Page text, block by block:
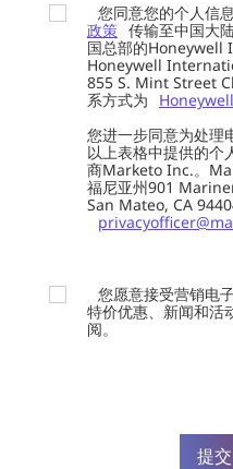
您同意您的个人信
政策 传输至中国大
国总部的Honeywell
Honeywell
855 S. Mint Street
系方式为
您进一步同意为处理
以上表格中提供的个
商Marketo Inc.。
福尼亚州901
San Mateo, CA
您愿意接受营销电
特价优惠、新闻和活
阅。
提交